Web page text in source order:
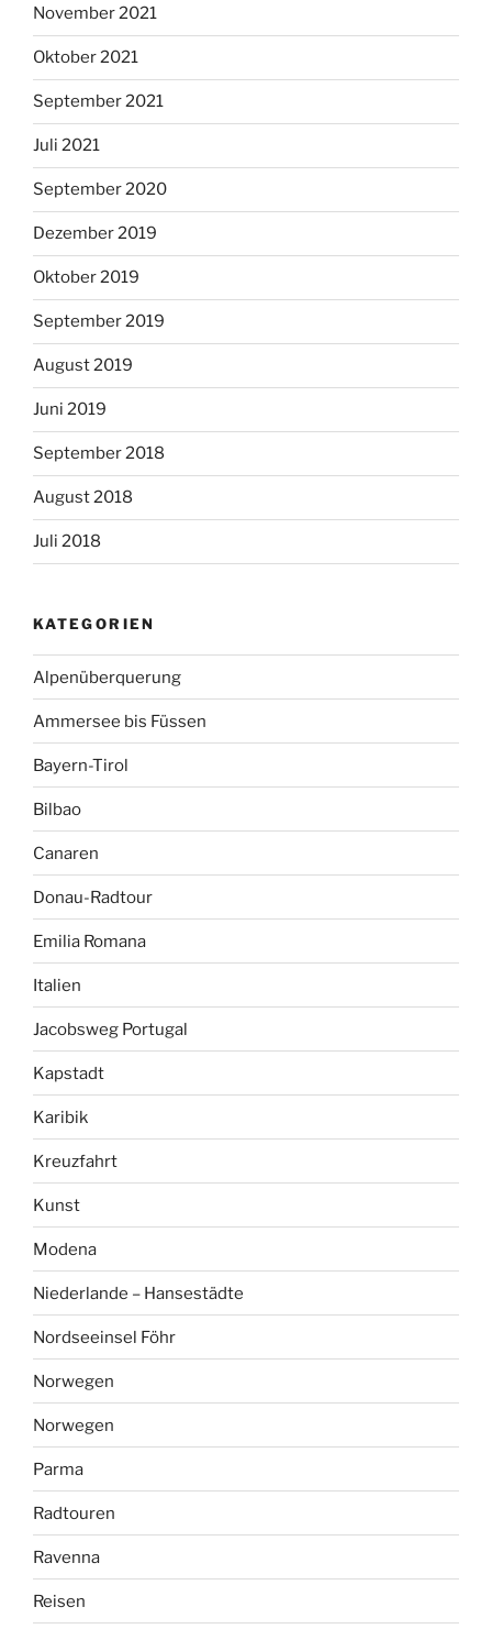
November 2021
Oktober 2021
September 2021
Juli 2021
September 2020
Dezember 2019
Oktober 2019
September 2019
August 2019
Juni 2019
September 2018
August 2018
Juli 2018
KATEGORIEN
Alpenüberquerung
Ammersee bis Füssen
Bayern-Tirol
Bilbao
Canaren
Donau-Radtour
Emilia Romana
Italien
Jacobsweg Portugal
Kapstadt
Karibik
Kreuzfahrt
Kunst
Modena
Niederlande – Hansestädte
Nordseeinsel Föhr
Norwegen
Norwegen
Parma
Radtouren
Ravenna
Reisen